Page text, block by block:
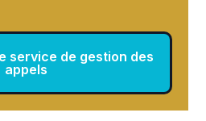
service de gestion des
appels